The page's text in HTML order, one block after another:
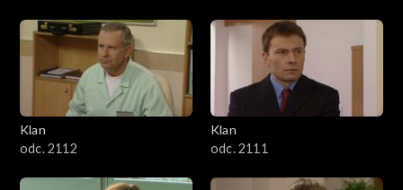
Klan
odc. 2112
Klan
odc. 2111